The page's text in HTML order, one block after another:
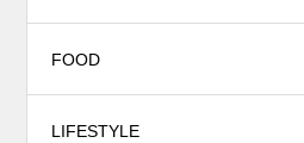
FOOD
LIFESTYLE